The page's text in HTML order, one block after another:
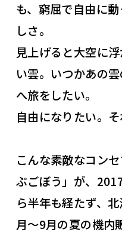
も、窮屈で自由に
しさ。
見上げると大空に
い雲。いつかあの
へ旅をしたい。
自由になりたい。そ
こんな素敵なコン
ぶごぼう」が、
ら半年も経たず、
月〜9月の夏の機内